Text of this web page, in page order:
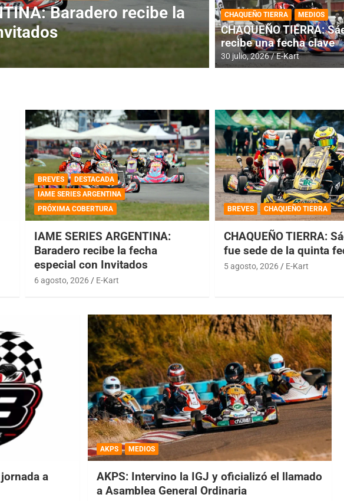
Horarios para la
RMC BUENOS
histórica en
4 agosto, 2026 E-Kart
CHAQUEÑO TIERRA MEDIOS
CHAQUEÑO TIERRA:
recibe una fecha clave
30 julio, 2026 E-Kart
BREVES
DESTACADA
IAME SERIES ARGENTINA
PRÓXIMA COBERTURA
IAME SERIES ARGENTINA:
Baradero recibe la fecha
especial con Invitados
6 agosto, 2026 E-Kart
BREVES CHAQUEÑO TIERRA
CHAQUEÑO TIERRA:
fue sede de la quinta
5 agosto, 2026 E-Kart
jornada a
AKPS MEDIOS
AKPS: Intervino la IGJ y oficializó el llamado
a Asamblea General Ordinaria